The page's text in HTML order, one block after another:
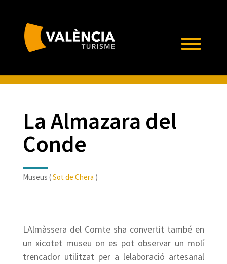
La Almazara del
Conde
Museus (Sot de Chera )
LAlmàssera del Comte sha convertit també en
un xicotet museu on es pot observar un molí
trencador utilitzat per a lelaboració artesanal